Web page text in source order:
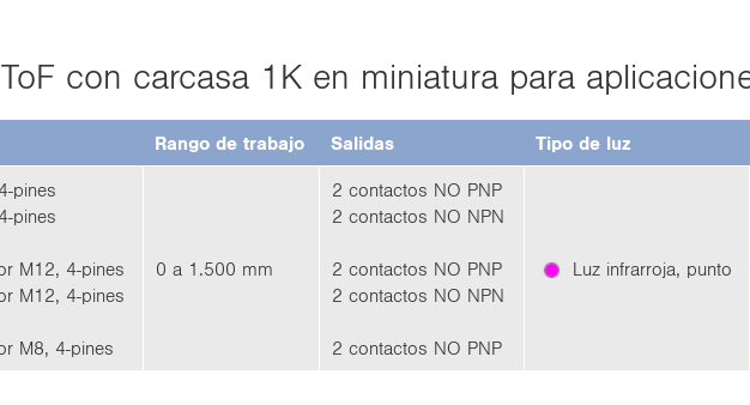
con car­ca­sa 1K en mi­nia­tu­ra para
Rango de tra­ba­jo Sa­li­das Tipo de luz
​pines
​pines
M12, 4-​pines
M12, 4-​pines
M8, 4-​pines
0 a 1.500 mm
2 con­tac­tos NO PNP
2 con­tac­tos NO NPN
2 con­tac­tos NO PNP
2 con­tac­tos NO NPN
2 con­tac­tos NO PNP
Luz in­fra­rro­ja, punto